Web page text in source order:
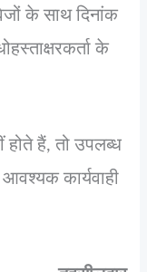
के साथ दिनांक
के
होते हैं, तो उपलब्ध
कार्यवाही